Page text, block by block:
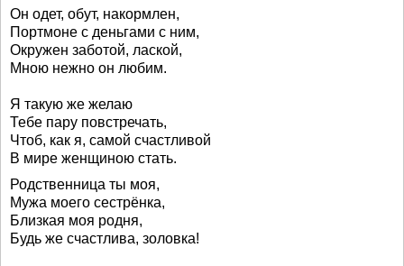
Он одет, обут, накормлен,
Портмоне с деньгами с ним,
Окружен заботой, лаской,
Мною нежно он любим.
Я такую же желаю
Тебе пару повстречать,
Чтоб, как я, самой счастливой
В мире женщиною стать.
Родственница ты моя,
Мужа моего сестрёнка,
Близкая моя родня,
Будь же счастлива, золовка!